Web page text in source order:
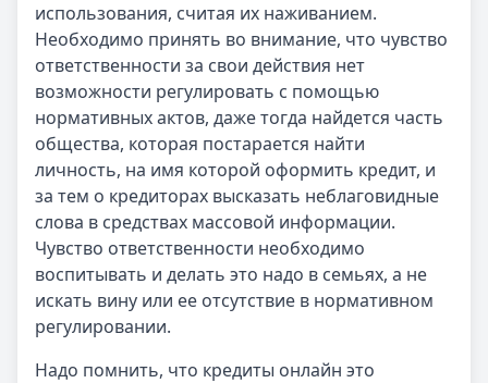
использования, считая их наживанием.
Необходимо принять во внимание, что чувство
ответственности за свои действия нет
возможности регулировать с помощью
нормативных актов, даже тогда найдется часть
общества, которая постарается найти
личность, на имя которой оформить кредит, и
за тем о кредиторах высказать неблаговидные
слова в средствах массовой информации.
Чувство ответственности необходимо
воспитывать и делать это надо в семьях, а не
искать вину или ее отсутствие в нормативном
регулировании.
Надо помнить, что кредиты онлайн это